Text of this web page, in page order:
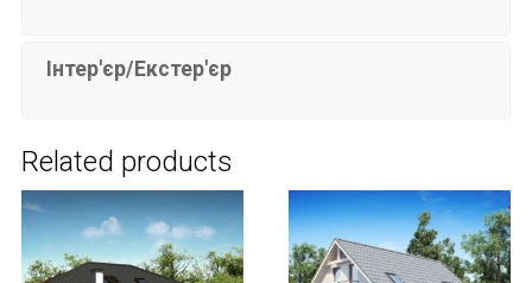
Інтер'єр/Екстер'єр
Related products